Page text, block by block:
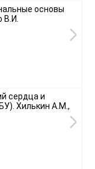
основы
В.И.
сердца и
Хилькин А.М.,